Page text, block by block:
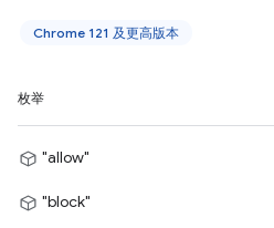
Chrome 121 及更高版本
枚举
"allow"
"block"